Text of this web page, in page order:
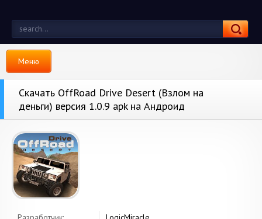
Меню
Скачать OffRoad Drive Desert (Взлом на
деньги) версия 1.0.9 apk на Андроид